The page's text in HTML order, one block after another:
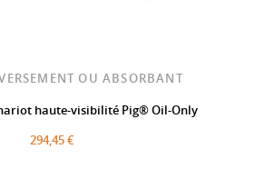
OU ABSORBANT
haute-visibilité Pig® Oil-Only
294,45 €